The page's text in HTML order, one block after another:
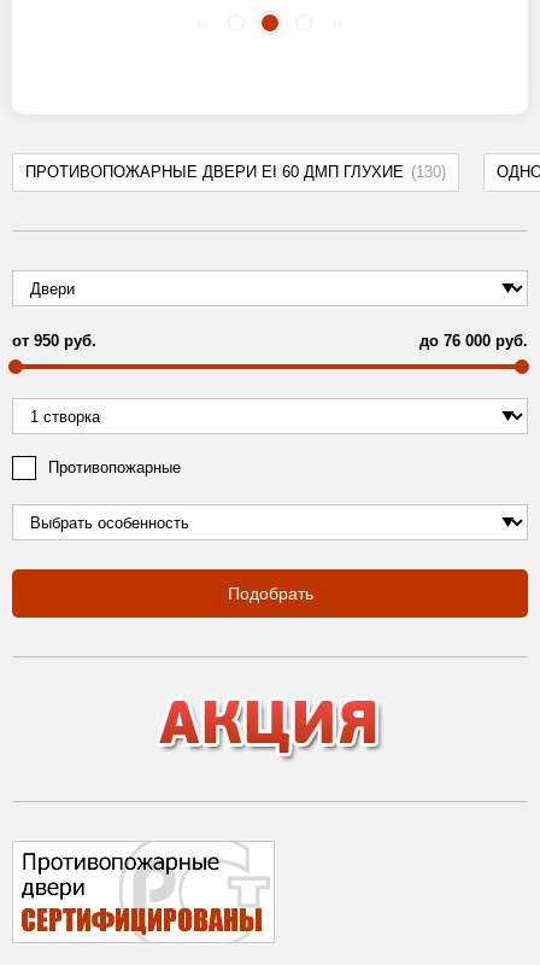
ПРОТИВОПОЖАРНЫЕ ДВЕРИ EI 60 ДМП ГЛУХИЕ (130)
от 950 руб. до 76 000 руб.
Противопожарные
Подобрать